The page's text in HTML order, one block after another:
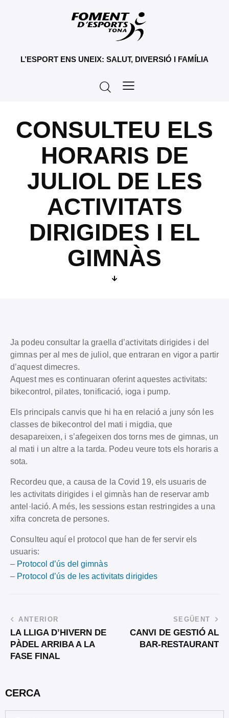
L’ESPORT ENS UNEIX: SALUT, DIVERSIÓ I FAMÍLIA
CONSULTEU ELS
HORARIS DE
JULIOL DE LES
ACTIVITATS
DIRIGIDES I EL
GIMNÀS
Ja podeu consultar la graella d’activitats dirigides i del
gimnas per al mes de juliol, que entraran en vigor a partir
d’aquest dimecres.
Aquest mes es continuaran oferint aquestes activitats:
bikecontrol, pilates, tonificació, ioga i pump.
Els principals canvis que hi ha en relació a juny són les
classes de bikecontrol del mati i migdia, que
desapareixen, i s’afegeixen dos torns mes de gimnas, un
al mati i un altre a la tarda. Podeu veure tots els horaris a
sota.
Recordeu que, a causa de la Covid 19, els usuaris de
les activitats dirigides i el gimnàs han de reservar amb
antel·lació. A més, les sessions estan restringides a una
xifra concreta de persones.
Consulteu aquí el protocol que han de fer servir els
usuaris:
– Protocol d’ús del gimnàs
– Protocol d’ús de les activitats dirigides
ANTERIOR
LA LLIGA D’HIVERN DE
PÀDEL ARRIBA A LA
FASE FINAL
SEGÜENT
CANVI DE GESTIÓ AL
BAR-RESTAURANT
CERCA